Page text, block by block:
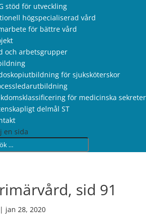
stöd för utveckling
högspecialiserad vård
för bättre vård
och arbetsgrupper
för sjuksköterskor
för medicinska
delmål ST
en sida
sid 91
| jan 28, 2020